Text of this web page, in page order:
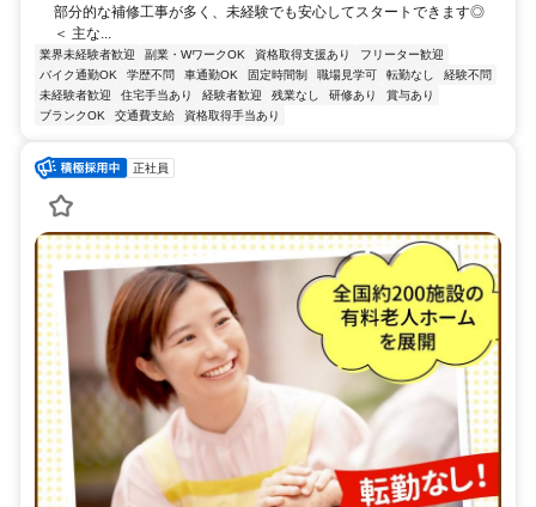
部分的な補修工事が多く、未経験でも安心してスタートできます◎
＜ 主な...
業界未経験者歓迎 副業・WワークOK 資格取得支援あり
フリーター歓迎
バイク通勤OK
学歴不問 車通勤OK 固定時間制 職場見学可 転勤なし
経験不問
未経験者歓迎
住宅手当あり 経験者歓迎 残業なし 研修あり
賞与あり
ブランクOK
交通費支給 資格取得手当あり
正社員